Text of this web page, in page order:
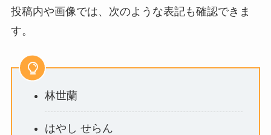
投稿内や画像では、次のような表記も確認できま
す。
林世蘭
はやし せらん